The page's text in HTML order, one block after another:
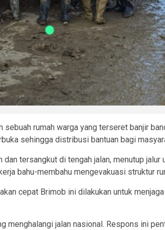
rumah warga yang terseret banjir
sehingga distribusi bantuan bagi
tersangkut di tengah jalan, menutup jalur
bahu-membahu mengevakuasi struktur
cepat Brimob ini dilakukan untuk
menghalangi jalan nasional. Respons ini